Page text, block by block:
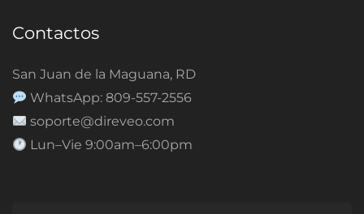
Contactos
San Juan de la Maguana, RD
WhatsApp: 809-557-2556
soporte@direveo.com
Lun–Vie 9:00am–6:00pm